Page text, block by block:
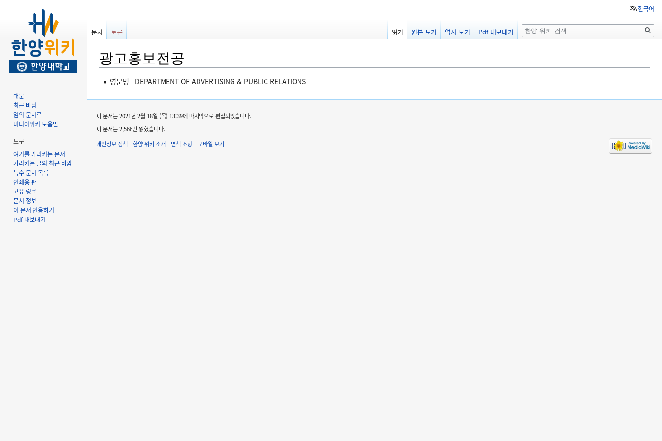
광고홍보전공
둘
보
기
로
가
기
검
하
러
가
기
영문명 : DEPARTMENT OF ADVERTISING & PUBLIC RELATIONS
한국어
문서 토론 읽기 원본 보기 역사 보기 Pdf 내보내기
검
색
대문
최근 바뀜
임의 문서로
미디어위키 도움말
도구
여기를 가리키는 문서
가리키는 글의 최근 바뀜
특수 문서 목록
인쇄용 판
고유 링크
문서 정보
이 문서 인용하기
Pdf 내보내기
이 문서는 2021년 2월 18일 (목) 13:39에 마지막으로 편집되었습니다.
이 문서는 2,566번 읽혔습니다.
개인정보 정책
한양 위키 소개 면책 조항 모바일 보기